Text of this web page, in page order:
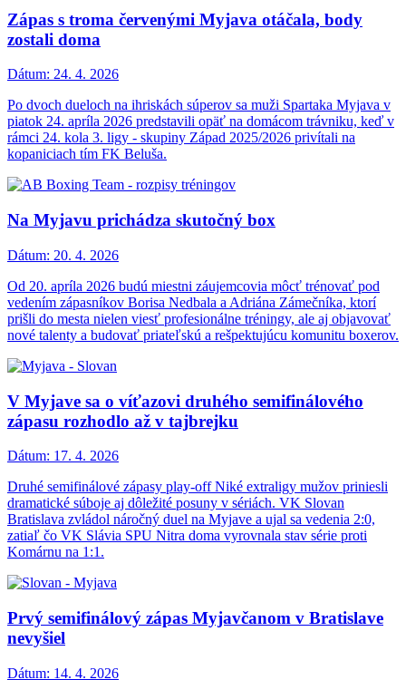
Zápas s troma červenými Myjava otáčala, body
zostali doma
Dátum: 24. 4. 2026
Po dvoch dueloch na ihriskách súperov sa muži Spartaka Myjava v
piatok 24. apríla 2026 predstavili opäť na domácom trávniku, keď v
rámci 24. kola 3. ligy - skupiny Západ 2025/2026 privítali na
kopaniciach tím FK Beluša.
Na Myjavu prichádza skutočný box
Dátum: 20. 4. 2026
Od 20. apríla 2026 budú miestni záujemcovia môcť trénovať pod
vedením zápasníkov Borisa Nedbala a Adriána Zámečníka, ktorí
prišli do mesta nielen viesť profesionálne tréningy, ale aj objavovať
nové talenty a budovať priateľskú a rešpektujúcu komunitu boxerov.
V Myjave sa o víťazovi druhého semifinálového
zápasu rozhodlo až v tajbrejku
Dátum: 17. 4. 2026
Druhé semifinálové zápasy play-off Niké extraligy mužov priniesli
dramatické súboje aj dôležité posuny v sériách. VK Slovan
Bratislava zvládol náročný duel na Myjave a ujal sa vedenia 2:0,
zatiaľ čo VK Slávia SPU Nitra doma vyrovnala stav série proti
Komárnu na 1:1.
Prvý semifinálový zápas Myjavčanom v Bratislave
nevyšiel
Dátum: 14. 4. 2026